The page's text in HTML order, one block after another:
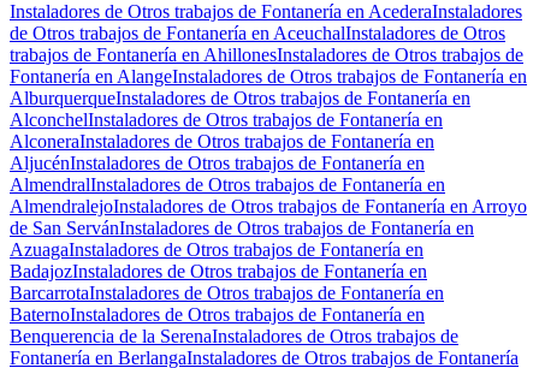
Instaladores de Otros trabajos de Fontanería en AcederaInstaladores
de Otros trabajos de Fontanería en AceuchalInstaladores de Otros
trabajos de Fontanería en AhillonesInstaladores de Otros trabajos de
Fontanería en AlangeInstaladores de Otros trabajos de Fontanería en
AlburquerqueInstaladores de Otros trabajos de Fontanería en
AlconchelInstaladores de Otros trabajos de Fontanería en
AlconeraInstaladores de Otros trabajos de Fontanería en
AljucénInstaladores de Otros trabajos de Fontanería en
AlmendralInstaladores de Otros trabajos de Fontanería en
AlmendralejoInstaladores de Otros trabajos de Fontanería en Arroyo
de San ServánInstaladores de Otros trabajos de Fontanería en
AzuagaInstaladores de Otros trabajos de Fontanería en
BadajozInstaladores de Otros trabajos de Fontanería en
BarcarrotaInstaladores de Otros trabajos de Fontanería en
BaternoInstaladores de Otros trabajos de Fontanería en
Benquerencia de la SerenaInstaladores de Otros trabajos de
Fontanería en BerlangaInstaladores de Otros trabajos de Fontanería